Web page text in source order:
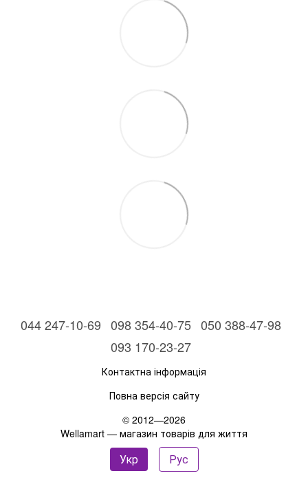
044 247-10-69 098 354-40-75 050 388-47-98
093 170-23-27
Контактна інформація
Повна версія сайту
© 2012—2026
Wellamart — магазин товарів для життя
Укр Рус